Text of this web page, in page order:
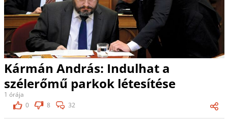
Kármán András: Indulhat a
szélerőmű parkok létesítése
1 órája
0
8 32